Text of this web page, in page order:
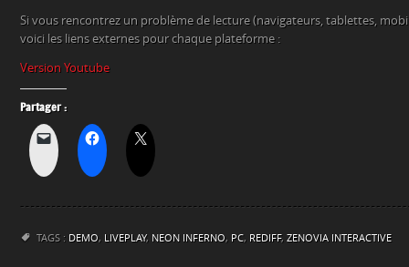
Si vous rencontrez un problème de lecture (navigateurs, tablettes,
voici les liens externes pour chaque plateforme :
Version Youtube
Partager :
TAGS : DEMO, LIVEPLAY, NEON INFERNO, PC, REDIFF, ZENOVIA INTERACTIVE